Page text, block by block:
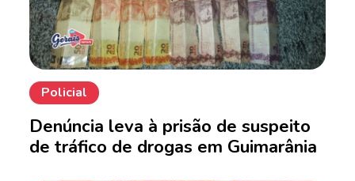
Policial
Denúncia leva à prisão de suspeito
de tráfico de drogas em Guimarânia